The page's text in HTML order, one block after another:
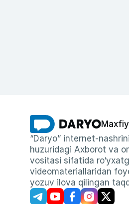
“Daryo” internet-
huzuridagi Axborot va
vositasi sifatida
videomateriallaridan
yozuv ilova qilingan